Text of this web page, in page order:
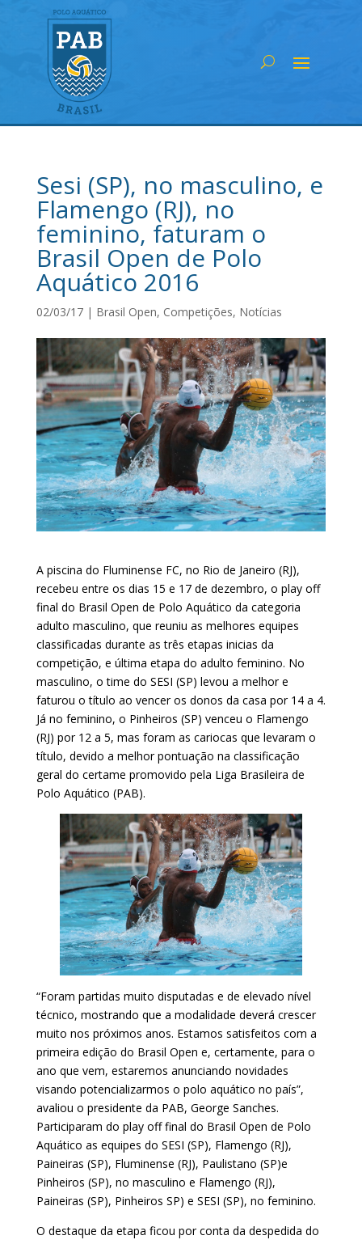
Sesi (SP), no masculino, e
Flamengo (RJ), no
feminino, faturam o
Brasil Open de Polo
Aquático 2016
02/03/17| Brasil Open, Competições, Notícias
A piscina do Fluminense FC, no Rio de Janeiro (RJ),
recebeu entre os dias 15 e 17 de dezembro, o play off
final do Brasil Open de Polo Aquático da categoria
adulto masculino, que reuniu as melhores equipes
classificadas durante as três etapas inicias da
competição, e última etapa do adulto feminino. No
masculino, o time do SESI (SP) levou a melhor e
faturou o título ao vencer os donos da casa por 14 a 4.
Já no feminino, o Pinheiros (SP) venceu o Flamengo
(RJ) por 12 a 5, mas foram as cariocas que levaram o
título, devido a melhor pontuação na classificação
geral do certame promovido pela Liga Brasileira de
Polo Aquático (PAB).
“Foram partidas muito disputadas e de elevado nível
técnico, mostrando que a modalidade deverá crescer
muito nos próximos anos. Estamos satisfeitos com a
primeira edição do Brasil Open e, certamente, para o
ano que vem, estaremos anunciando novidades
visando potencializarmos o polo aquático no país”,
avaliou o presidente da PAB, George Sanches.
Participaram do play off final do Brasil Open de Polo
Aquático as equipes do SESI (SP), Flamengo (RJ),
Paineiras (SP), Fluminense (RJ), Paulistano (SP)e
Pinheiros (SP), no masculino e Flamengo (RJ),
Paineiras (SP), Pinheiros SP) e SESI (SP), no feminino.
O destaque da etapa ficou por conta da despedida do